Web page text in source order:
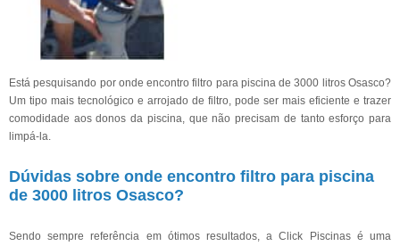
Está pesquisando por onde encontro filtro para piscina de 3000 litros Osasco?
Um tipo mais tecnológico e arrojado de filtro, pode ser mais eficiente e trazer
comodidade aos donos da piscina, que não precisam de tanto esforço para
limpá-la.
Dúvidas sobre onde encontro filtro para piscina
de 3000 litros Osasco?
Sendo sempre referência em ótimos resultados, a Click Piscinas é uma